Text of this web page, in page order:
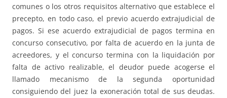
comunes o los otros requisitos alternativo que establece el
precepto, en todo caso, el previo acuerdo extrajudicial de
pagos. Si ese acuerdo extrajudicial de pagos termina en
concurso consecutivo, por falta de acuerdo en la junta de
acreedores, y el concurso termina con la liquidación por
falta de activo realizable, el deudor puede acogerse el
llamado mecanismo de la segunda oportunidad
consiguiendo del juez la exoneración total de sus deudas.